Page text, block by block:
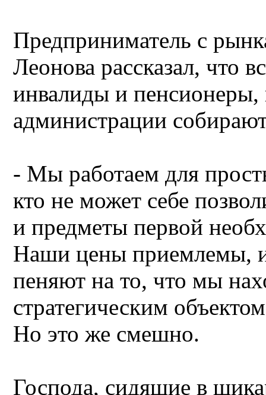
Предприниматель с
Леонова рассказал, что
инвалиды и
администрации
- Мы работаем для
кто не может себе
и предметы первой
Наши цены приемлемы,
пеняют на то, что мы
стратегическим
Но это же смешно.
Господа, сидящие в